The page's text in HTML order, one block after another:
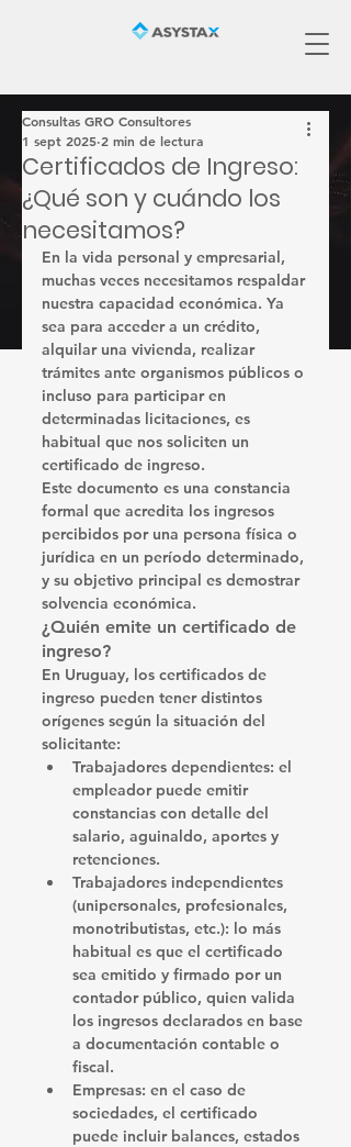
Certificados de Ingreso:
¿Qué son y cuándo los
necesitamos?
Consultas GRO Consultores
1 sept 2025 2 min de lectura
En la vida personal y empresarial,
muchas veces necesitamos respaldar
nuestra capacidad económica. Ya
sea para acceder a un crédito,
alquilar una vivienda, realizar
trámites ante organismos públicos o
incluso para participar en
determinadas licitaciones, es
habitual que nos soliciten un
certificado de ingreso.
Este documento es una constancia
formal que acredita los ingresos
percibidos por una persona física o
jurídica en un período determinado,
y su objetivo principal es demostrar
solvencia económica.
¿Quién emite un certificado de
ingreso?
En Uruguay, los certificados de
ingreso pueden tener distintos
orígenes según la situación del
solicitante:
Trabajadores dependientes: el
empleador puede emitir
constancias con detalle del
salario, aguinaldo, aportes y
retenciones.
Trabajadores independientes
(unipersonales, profesionales,
monotributistas, etc.): lo más
habitual es que el certificado
sea emitido y firmado por un
contador público, quien valida
los ingresos declarados en base
a documentación contable o
fiscal.
Empresas: en el caso de
sociedades, el certificado
puede incluir balances, estados